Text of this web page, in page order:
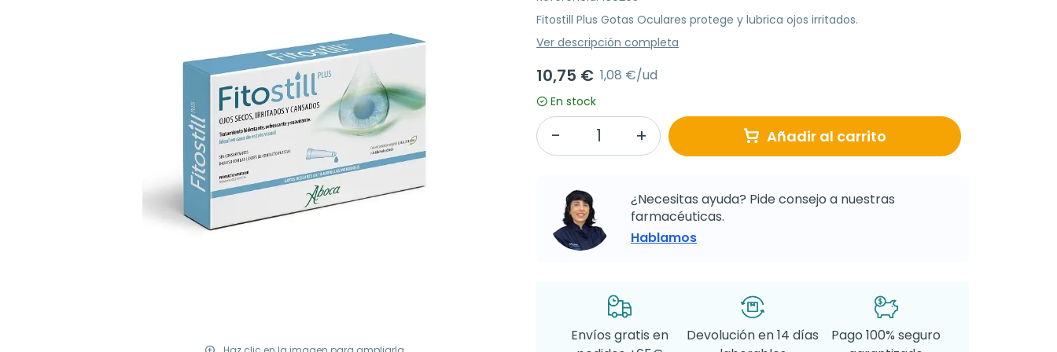
Fitostill Plus Gotas Oculares protege y lubrica ojos irritados.
Ver descripción completa
10,75 € 1,08 €/ud
En stock
Añadir al carrito
¿Necesitas ayuda? Pide consejo a nuestras
farmacéuticas.
Hablamos
Envíos gratis en
Devolución en 14 días
Pago 100% seguro